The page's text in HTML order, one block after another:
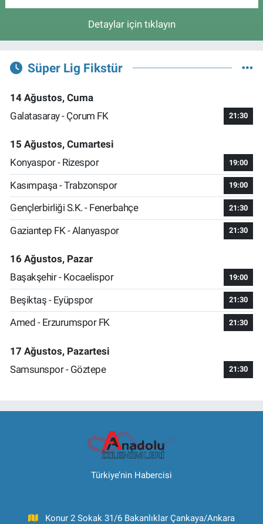
Detaylar için tıklayın
Süper Lig Fikstür
14 Ağustos, Cuma
Galatasaray - Çorum FK
21:30
15 Ağustos, Cumartesi
Konyaspor - Rizespor
19:00
Kasımpaşa - Trabzonspor 19:00
Gençlerbirliği S.K. - Fenerbahçe 21:30
Gaziantep FK - Alanyaspor 21:30
16 Ağustos, Pazar
Başakşehir - Kocaelispor
19:00
Beşiktaş - Eyüpspor 21:30
Amed - Erzurumspor FK 21:30
17 Ağustos, Pazartesi
Samsunspor - Göztepe
21:30
Türkiye’nin Habercisi
Konur 2 Sokak 31/6 Bakanlıklar Çankaya/Ankara